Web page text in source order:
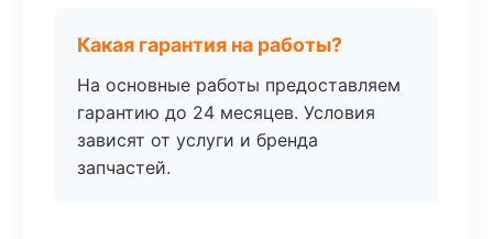
Какая гарантия на работы?
На основные работы предоставляем
гарантию до 24 месяцев. Условия
зависят от услуги и бренда
запчастей.